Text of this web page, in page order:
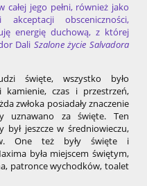
całej jego pełni, również jako
obsceniczności,
energię duchową, z której
Dali Szalone życie Salvadora
święte, wszystko było
czas i przestrzeń,
zwłoka posiadały znaczenie
uznawano za święte. Ten
jeszcze w średniowieczu,
One też były święte i
była miejscem świętym,
patronce wychodków, toalet